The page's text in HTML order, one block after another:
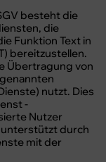
besteht die
die
Funktion Text in
bereitzustellen.
Übertragung von
nutzt. Dies
-
Nutzer
unterstützt durch
mit der